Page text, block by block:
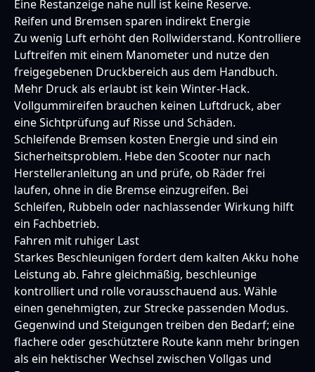
Eine Restanzeige nahe null ist keine Reserve.
Reifen und Bremsen sparen indirekt Energie
Zu wenig Luft erhöht den Rollwiderstand. Kontrolliere
Luftreifen mit einem Manometer und nutze den
freigegebenen Druckbereich aus dem Handbuch.
Mehr Druck als erlaubt ist kein Winter-Hack.
Vollgummireifen brauchen keinen Luftdruck, aber
eine Sichtprüfung auf Risse und Schäden.
Schleifende Bremsen kosten Energie und sind ein
Sicherheitsproblem. Hebe den Scooter nur nach
Herstelleranleitung an und prüfe, ob Räder frei
laufen, ohne in die Bremse einzugreifen. Bei
Schleifen, Rubbeln oder nachlassender Wirkung hilft
ein Fachbetrieb.
Fahren mit ruhiger Last
Starkes Beschleunigen fordert dem kalten Akku hohe
Leistung ab. Fahre gleichmäßig, beschleunige
kontrolliert und rolle vorausschauend aus. Wähle
einen genehmigten, zur Strecke passenden Modus.
Gegenwind und Steigungen treiben den Bedarf; eine
flachere oder geschütztere Route kann mehr bringen
als ein hektischer Wechsel zwischen Vollgas und